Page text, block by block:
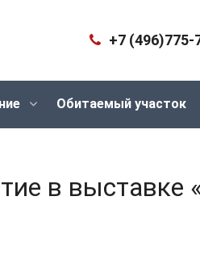
+7 (496)775-
Обитаемый участок
в выставке